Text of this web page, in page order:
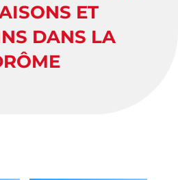
ET
DANS LA